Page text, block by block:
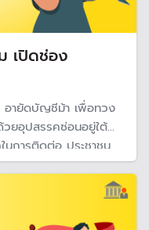
เปิดช่อง
อายัดบัญชีม้า เพื่อทวง
ยอุปสรรคซ่อนอยู่ใต้
นการติดต่อ ประชาชน
และค่าใช้จ่ายที่สูงเพื่อ
ใช้เวลานาน